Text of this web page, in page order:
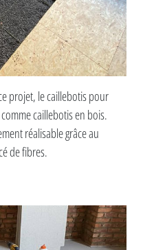
projet, le caillebotis pour
caillebotis en bois.
réalisable grâce au
de fibres.